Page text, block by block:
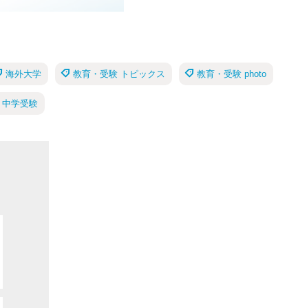
海外大学 教育・受験 トピックス 教育・受験 photo
中学受験